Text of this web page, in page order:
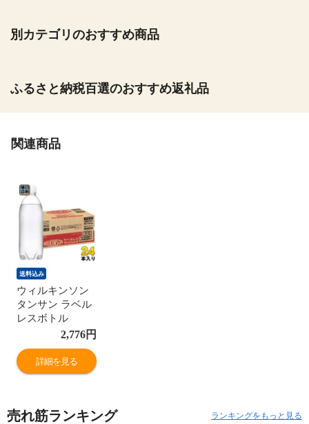
別カテゴリのおすすめ商品
ふるさと納税百選のおすすめ返礼品
関連商品
送料込み
ウィルキンソン
タンサン ラベル
レスボトル
500ml ペットボ
トル 24本入 アサ
ヒ 炭酸水 無糖炭
酸 強炭酸 プレー
2,776円
詳細を見る
売れ筋ランキング ランキングをもっと見る